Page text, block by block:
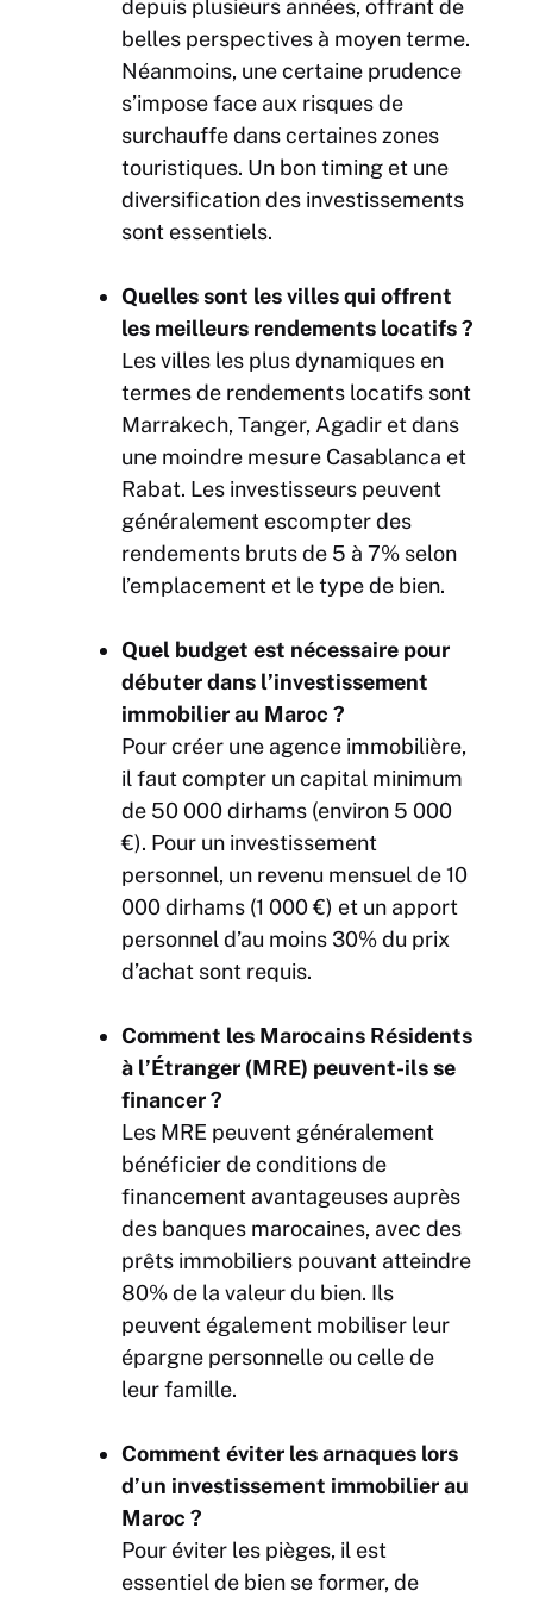
depuis plusieurs années, offrant de
belles perspectives à moyen terme.
Néanmoins, une certaine prudence
s’impose face aux risques de
surchauffe dans certaines zones
touristiques. Un bon timing et une
diversification des investissements
sont essentiels.
Quelles sont les villes qui offrent
les meilleurs rendements locatifs ?
Les villes les plus dynamiques en
termes de rendements locatifs sont
Marrakech, Tanger, Agadir et dans
une moindre mesure Casablanca et
Rabat. Les investisseurs peuvent
généralement escompter des
rendements bruts de 5 à 7% selon
l’emplacement et le type de bien.
Quel budget est nécessaire pour
débuter dans l’investissement
immobilier au Maroc ?
Pour créer une agence immobilière,
il faut compter un capital minimum
de 50 000 dirhams (environ 5 000
€). Pour un investissement
personnel, un revenu mensuel de 10
000 dirhams (1 000 €) et un apport
personnel d’au moins 30% du prix
d’achat sont requis.
Comment les Marocains Résidents
à l’Étranger (MRE) peuvent-ils se
financer ?
Les MRE peuvent généralement
bénéficier de conditions de
financement avantageuses auprès
des banques marocaines, avec des
prêts immobiliers pouvant atteindre
80% de la valeur du bien. Ils
peuvent également mobiliser leur
épargne personnelle ou celle de
leur famille.
Comment éviter les arnaques lors
d’un investissement immobilier au
Maroc ?
Pour éviter les pièges, il est
essentiel de bien se former, de